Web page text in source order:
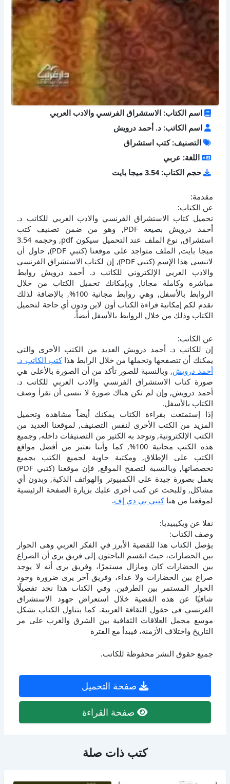
اسم الكتاب: الاستشراق الفرنسي والادب العربي
اسم الكاتب: د. أحمد درويش
التصنيف: كتب استشراق
اللغة: عربي
حجم الكتاب: 3.54 ميجا بايت
مقدمة:
عن الكتاب:
تحميل كتاب الاستشراق الفرنسي والادب العربي للكاتب د.
أحمد درويش بصيغة PDF, وهو من ضمن تصنيف كتب
استشراق, نوع الملف عند التحميل سيكون pdf, وحجمه 3.54
ميجا بايت, الملف متواجد على موقعنا (كتبي PDF), حاول أن
لاتنسى هذا الإسم (كتبي PDF), إن لكتاب الاستشراق الفرنسي
والادب العربي الإلكتروني للكاتب د. أحمد درويش روابط
مباشرة وكاملة مجانا, وبإمكانك تحميل الكتاب من خلال
الروابط بالأسفل, وهي روابط مجانية 100%, بالإضافة لذلك
نقدم لكم إمكانية قراءة الكتاب أون لاين ودون أي حاجة لتحميل
الكتاب وذلك من خلال الروابط بالأسفل أيضاً.
عن الكاتب:
إن للكاتب د. أحمد درويش العديد من الكتب الأخرى والتي
يمكنك أن تتصفحها وتحملها من خلال الرابط هذاكتب الكاتب د.
أحمد درويش, وبالنسبة للصور تأكد من أن الصورة بالأعلى هي
صورة كتاب الاستشراق الفرنسي والادب العربي للكاتب د.
أحمد درويش, وإن لم تكن هناك صورة لا تنسى أن تقرأ وصف
الكتاب بالأسفل.
إذا إستمتعت بقراءة الكتاب يمكنك أيضاً مشاهدة وتحميل
المزيد من الكتب الأخرى لنفس التصنيف, لموقعنا العديد من
الكتب الإلكترونية, وتوجد به الكثير من التصنيفات داخله, وجميع
هذه الكتب مجانية 100%, كما وأننا نعتبر من أفضل مواقع
الكتب على الإطلاق, ومكتبة حاوية لجميع الكتب بجميع
تخصصاتها, وبالنسبة لتصفح الموقع, فإن موقعنا (كتبي PDF)
يعمل بصورة جيدة على الكمبيوتر والهواتف الذكية, وبدون أي
مشاكل, وللبحث عن كتب أخرى عليك بزيارة الصفحة الرئيسية
لموقعنا من هناكتبي بي دي إف.
نقلا عن ويكيبيديا:
وصف الكتاب:
يؤصل الكتاب هذا للقضية الأبرز في الفكر العربي وهى الحوار
بين الحضارات، حيث انقسم الباحثون إلى فريق يرى أن الصراع
بين الحضارات كان ومازال مستمرًا، وفريق يرى أنه لا يوجد
صراع بين الحضارات ولا عداء، وفريق آخر يرى ضرورة وجود
الحوار المستمر بين الطرفين. وفي الكتاب هذا نجد تفصيلًا
شافيًا عن هذه القضية خلال استعراض جهود الاستشراق
الفرنسي فى حقول الثقافة العربية. كما يتناول الكتاب بشكل
موسع مجمل العلاقات الثقافية بين الشرق والغرب على مر
التاريخ واختلاف الأزمنة، فيبدأ مع الفترة
جميع حقوق النشر محفوظة للكاتب.
صفحة التحميل
صفحة القراءة
كتب ذات صلة